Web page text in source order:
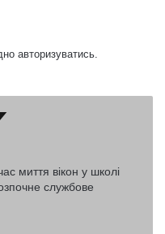
авторизуватись.
миття вікон у школі
службове